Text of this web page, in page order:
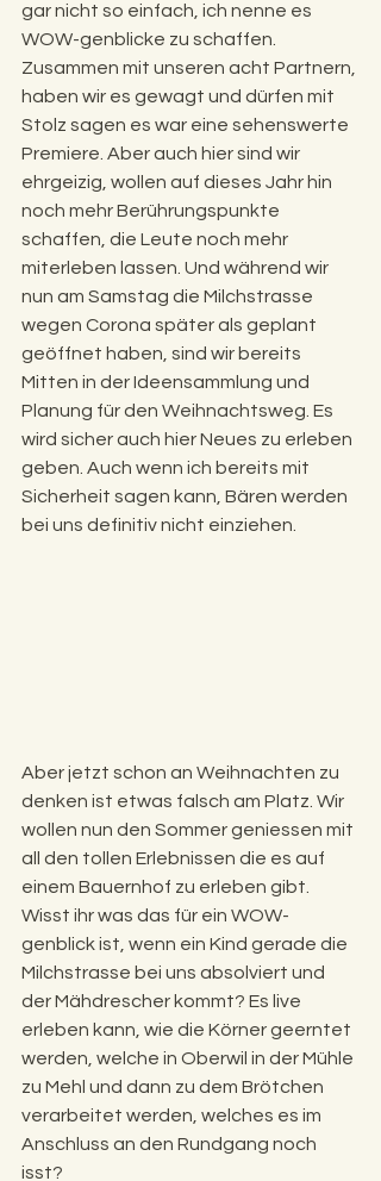
gar nicht so einfach, ich nenne es
WOW-genblicke zu schaffen.
Zusammen mit unseren acht Partnern,
haben wir es gewagt und dürfen mit
Stolz sagen es war eine sehenswerte
Premiere. Aber auch hier sind wir
ehrgeizig, wollen auf dieses Jahr hin
noch mehr Berührungspunkte
schaffen, die Leute noch mehr
miterleben lassen. Und während wir
nun am Samstag die Milchstrasse
wegen Corona später als geplant
geöffnet haben, sind wir bereits
Mitten in der Ideensammlung und
Planung für den Weihnachtsweg. Es
wird sicher auch hier Neues zu erleben
geben. Auch wenn ich bereits mit
Sicherheit sagen kann, Bären werden
bei uns definitiv nicht einziehen.
Aber jetzt schon an Weihnachten zu
denken ist etwas falsch am Platz. Wir
wollen nun den Sommer geniessen mit
all den tollen Erlebnissen die es auf
einem Bauernhof zu erleben gibt.
Wisst ihr was das für ein WOW-
genblick ist, wenn ein Kind gerade die
Milchstrasse bei uns absolviert und
der Mähdrescher kommt? Es live
erleben kann, wie die Körner geerntet
werden, welche in Oberwil in der Mühle
zu Mehl und dann zu dem Brötchen
verarbeitet werden, welches es im
Anschluss an den Rundgang noch
isst?